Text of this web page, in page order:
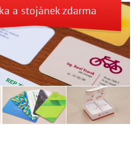
a stojánekzdarma